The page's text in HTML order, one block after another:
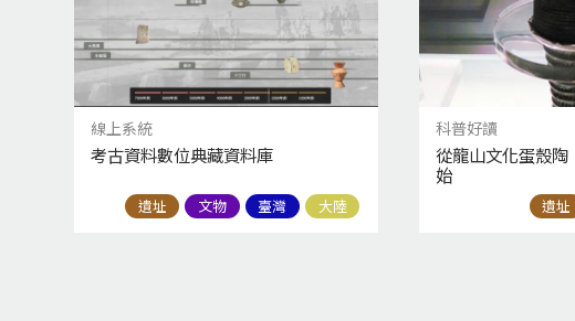
線上系統
考古資料數位典藏資料庫
遺址 文物 臺灣 大陸
科普好讀
從龍山文化蛋殼
始
遺址